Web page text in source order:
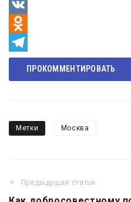
VK
Odnoklassniki
Telegram
ПРОКОММЕНТИРОВАТЬ
Метки Москва
Навигация
Предыдущая статья